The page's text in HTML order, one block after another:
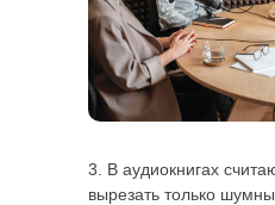
3. В аудиокнигах
вырезать только